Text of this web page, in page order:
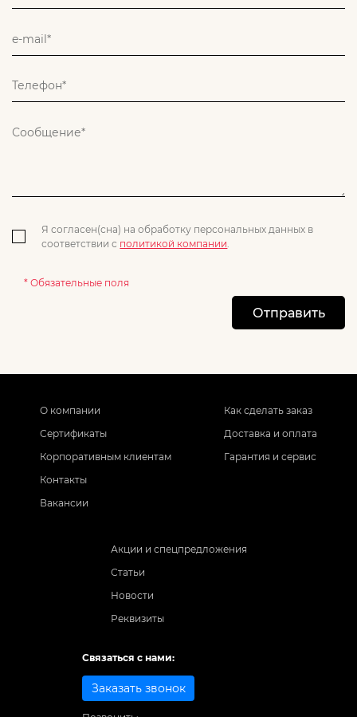
Я согласен(сна) на обработку персональных данных в
соответствии с политикой компании
* Обязательные поля
Отправить
О компании
Сертификаты
Корпоративным клиентам
Контакты
Вакансии
Как сделать заказ
Доставка и оплата
Гарантия и сервис
Акции и спецпредложения
Статьи
Новости
Реквизиты
Связаться с нами:
Заказать звонок